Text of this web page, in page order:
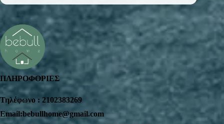
ΠΛΗΡΟΦΟΡΙΕΣ
Τηλέφωνο : 2102383269
Email:bebullhome@gmail.com